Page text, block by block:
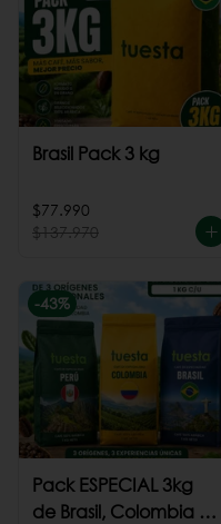
Brasil Pack 3 kg
$77.990
$137.970
-43%
Pack ESPECIAL 3kg
de Brasil, Colombia +